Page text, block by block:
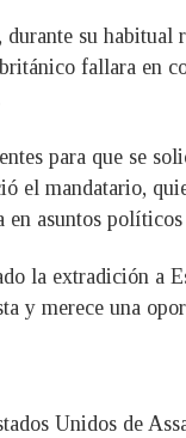
su habitual
fallara en
para que se
el mandatario,
asuntos
la extradición a
y merece una
Unidos de